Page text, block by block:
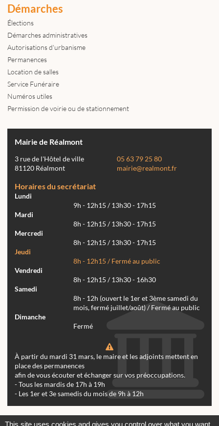
Démarches
Élections
Démarches administratives
Autorisations d'urbanisme
Permanences
Location de salles
Service Funéraire
Numéros utiles
Permission de voirie ou de stationnement
Mairie de Réalmont
3 rue de l'Hôtel de ville
81120 Réalmont
05 63 79 25 80
mairie@realmont.fr
Horaires du secrétariat
Lundi
9h - 12h15 / 13h30 - 17h15
Mardi
8h - 12h15 / 13h30 - 17h15
Mercredi
8h - 12h15 / 13h30 - 17h15
Jeudi
8h - 12h15 / Fermé au public
Vendredi
8h - 12h15 / 13h30 - 16h30
Samedi
8h - 12h (ouvert le 1er et 3ème samedi du
mois, fermé juillet/août) / Fermé au public
Dimanche
Fermé
À partir du mardi 31 mars, le maire et les adjoints mettent en
place des permanences
afin de vous écouter et échanger sur vos préoccupations.
- Tous les mardis de 17h à 19h
- Les 1er et 3e samedis du mois de 9h à 12h
This site uses cookies and gives you control over what you want